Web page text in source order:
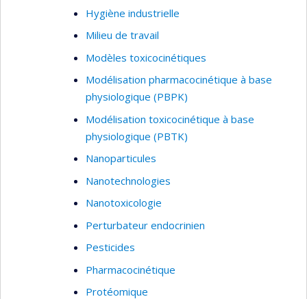
Hygiène industrielle
Milieu de travail
Modèles toxicocinétiques
Modélisation pharmacocinétique à base
physiologique (PBPK)
Modélisation toxicocinétique à base
physiologique (PBTK)
Nanoparticules
Nanotechnologies
Nanotoxicologie
Perturbateur endocrinien
Pesticides
Pharmacocinétique
Protéomique